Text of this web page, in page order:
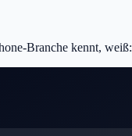
Branche kennt,